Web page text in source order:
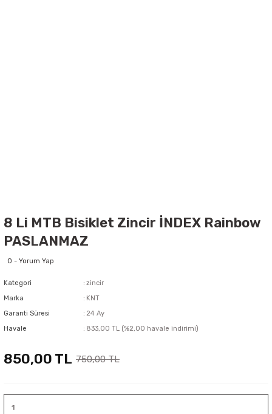
8 Li MTB Bisiklet Zincir İNDEX Rainbow
PASLANMAZ
0 - Yorum Yap
Kategori
zincir
Marka
KNT
Garanti Süresi
24 Ay
Havale
833,00 TL (%2,00 havale indirimi)
850,00 TL 750,00 TL